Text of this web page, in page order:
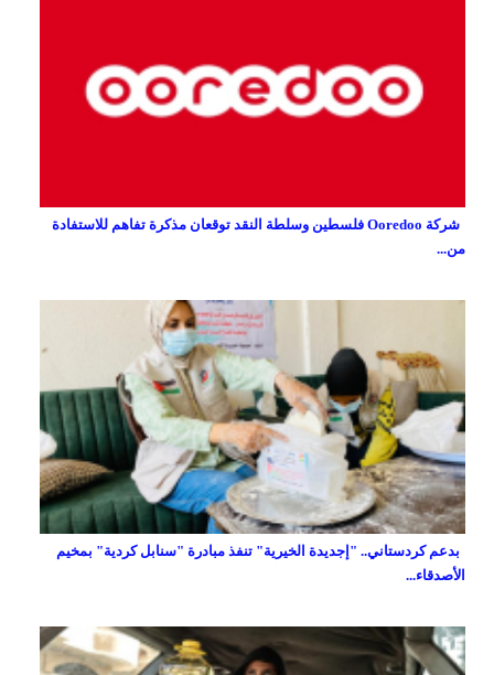
شركة Ooredoo فلسطين وسلطة النقد توقعان مذكرة تفاهم للاستفادة
من...
بدعم كردستاني.. "إجديدة الخيرية" تنفذ مبادرة "سنابل كردية" بمخيم
الأصدقاء...